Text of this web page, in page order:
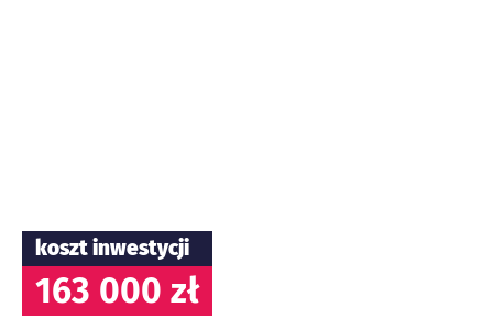
koszt inwestycji
163 000 zł